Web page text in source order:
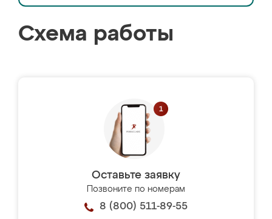
Схема работы
Оставьте заявку
Позвоните по номерам
8 (800) 511-89-55